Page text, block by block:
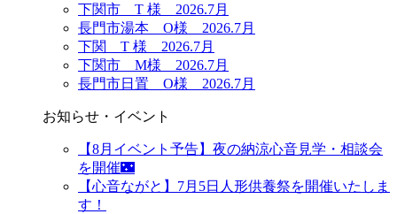
下関市 T 様 2026.7月
長門市湯本 O様 2026.7月
下関 T 様 2026.7月
下関市 M様 2026.7月
長門市日置 O様 2026.7月
お知らせ・イベント
【8月イベント予告】夜の納涼心音見学・相談会
を開催🌃
【心音ながと】7月5日人形供養祭を開催いたしま
す！